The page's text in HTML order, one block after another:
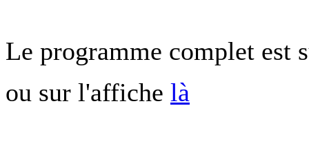
Le programme complet est
ou sur l'affiche là